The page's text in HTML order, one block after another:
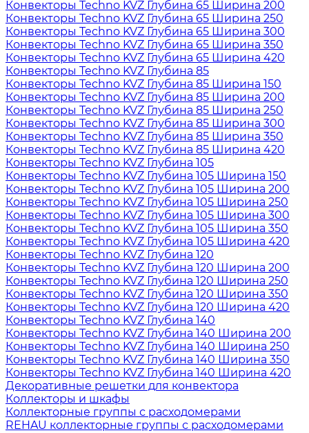
Конвекторы Techno KVZ Глубина 65 Ширина 200
Конвекторы Techno KVZ Глубина 65 Ширина 250
Конвекторы Techno KVZ Глубина 65 Ширина 300
Конвекторы Techno KVZ Глубина 65 Ширина 350
Конвекторы Techno KVZ Глубина 65 Ширина 420
Конвекторы Techno KVZ Глубина 85
Конвекторы Techno KVZ Глубина 85 Ширина 150
Конвекторы Techno KVZ Глубина 85 Ширина 200
Конвекторы Techno KVZ Глубина 85 Ширина 250
Конвекторы Techno KVZ Глубина 85 Ширина 300
Конвекторы Techno KVZ Глубина 85 Ширина 350
Конвекторы Techno KVZ Глубина 85 Ширина 420
Конвекторы Techno KVZ Глубина 105
Конвекторы Techno KVZ Глубина 105 Ширина 150
Конвекторы Techno KVZ Глубина 105 Ширина 200
Конвекторы Techno KVZ Глубина 105 Ширина 250
Конвекторы Techno KVZ Глубина 105 Ширина 300
Конвекторы Techno KVZ Глубина 105 Ширина 350
Конвекторы Techno KVZ Глубина 105 Ширина 420
Конвекторы Techno KVZ Глубина 120
Конвекторы Techno KVZ Глубина 120 Ширина 200
Конвекторы Techno KVZ Глубина 120 Ширина 250
Конвекторы Techno KVZ Глубина 120 Ширина 350
Конвекторы Techno KVZ Глубина 120 Ширина 420
Конвекторы Techno KVZ Глубина 140
Конвекторы Techno KVZ Глубина 140 Ширина 200
Конвекторы Techno KVZ Глубина 140 Ширина 250
Конвекторы Techno KVZ Глубина 140 Ширина 350
Конвекторы Techno KVZ Глубина 140 Ширина 420
Декоративные решетки для конвектора
Коллекторы и шкафы
Коллекторные группы с расходомерами
REHAU коллекторные группы с расходомерами